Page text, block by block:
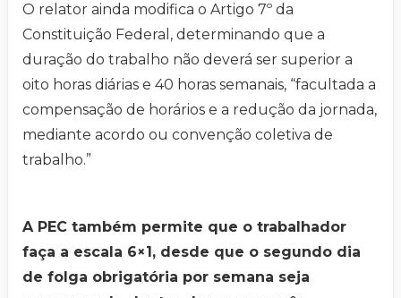
O relator ainda modifica o Artigo 7º da
Constituição Federal, determinando que a
duração do trabalho não deverá ser superior a
oito horas diárias e 40 horas semanais, “facultada a
compensação de horários e a redução da jornada,
mediante acordo ou convenção coletiva de
trabalho.”
A PEC também permite que o trabalhador
faça a escala 6×1, desde que o segundo dia
de folga obrigatória por semana seja